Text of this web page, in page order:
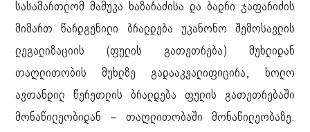
სასამართლომ მამუკა ხაზარაძისა და ბადრი ჯაფარიძის
მიმართ წარდგენილი ბრალდება უკანონო შემოსავლის
ლეგალიზაციის (ფულის გათეთრება) მუხლიდან
თაღლითობის მუხლზე გადააკვალიფიცირა, ხოლო
ავთანდილ წერეთლის ბრალდება ფულის გათეთრებაში
მონაწილეობიდან – თაღლითობაში მონაწილეობაზე.